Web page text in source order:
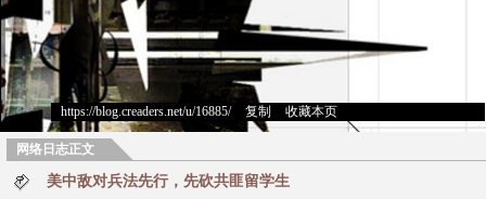
https://blog.creaders.net/u/16885/> 复制 收藏本页
网络日志正文
美中敌对兵法先行，先砍共匪留学生